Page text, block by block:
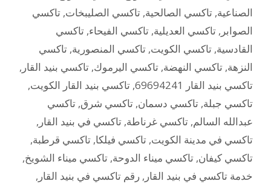
الصناعية, تاكسي الصالحية, تاكسي الصليبخات, تاكسي
الصوابر , تاكسي العديلية, تاكسي الفيحاء, تاكسي
القادسية, تاكسي الكويت, تاكسي المنصورية, تاكسي
النزهة, تاكسي النهضة, تاكسي اليرموك, تاكسي بنيد القار ,
تاكسي بنيد القار 69694241
, تاكسي بنيد القار الكويت,
تاكسي جبلة, تاكسي دسمان, تاكسي شرق, تاكسي
عبدالله السالم, تاكسي غرناطة, تاكسي في بنيد القار ,
تاكسي في مدينة الكويت, تاكسي فيلكا, تاكسي قرطبة,
تاكسي كيفان, تاكسي ميناء الدوحة, تاكسي ميناء الشويخ,
خدمة تاكسي في بنيد القار , رقم تاكسي في بنيد القار ,